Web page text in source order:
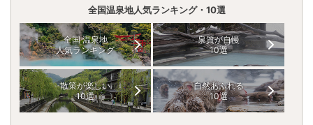
全国温泉地人気ランキング・10選
全国 温泉地
人気ランキング
泉質が自慢
10選
散策が楽しい
10選
自然あふれる
10選